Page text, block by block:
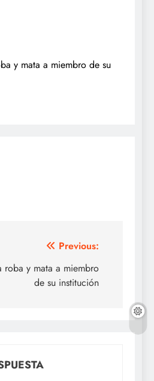
y mata a miembro de su
Previous:
roba y mata a miembro
de su institución